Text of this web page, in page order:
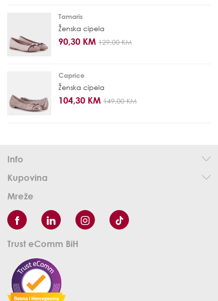
Tamaris
Ženska cipela
90,30 KM 129,00 KM
Caprice
Ženska cipela
104,30 KM 149,00 KM
Info
Kupovina
Mreže
Trust eComm BiH